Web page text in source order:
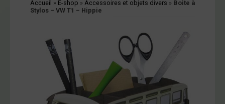
Accueil » E-shop » Accessoires et objets divers » Boite à
Stylos – VW T1 – Hippie